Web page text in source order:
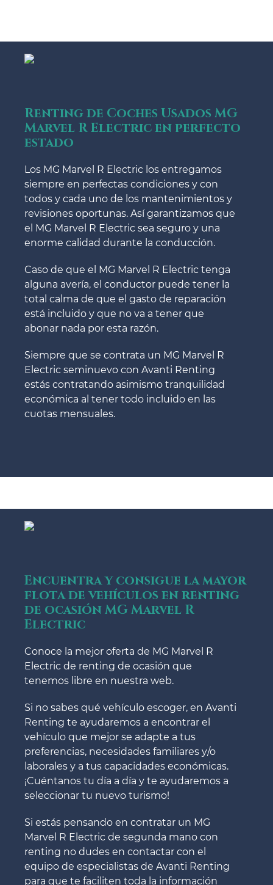
Renting de Coches Usados MG
Marvel R Electric en perfecto
estado
Los MG Marvel R Electric los entregamos
siempre en perfectas condiciones y con
todos y cada uno de los mantenimientos y
revisiones oportunas. Así garantizamos que
el MG Marvel R Electric sea seguro y una
enorme calidad durante la conducción.
Caso de que el MG Marvel R Electric tenga
alguna avería, el conductor puede tener la
total calma de que el gasto de reparación
está incluido y que no va a tener que
abonar nada por esta razón.
Siempre que se contrata un MG Marvel R
Electric seminuevo con Avanti Renting
estás contratando asimismo tranquilidad
económica al tener todo incluido en las
cuotas mensuales.
Encuentra y consigue la mayor
flota de vehículos en renting
de ocasión MG Marvel R
Electric
Conoce la mejor oferta de MG Marvel R
Electric de renting de ocasión que
tenemos libre en nuestra web.
Si no sabes qué vehículo escoger, en Avanti
Renting te ayudaremos a encontrar el
vehículo que mejor se adapte a tus
preferencias, necesidades familiares y/o
laborales y a tus capacidades económicas.
¡Cuéntanos tu día a día y te ayudaremos a
seleccionar tu nuevo turismo!
Si estás pensando en contratar un MG
Marvel R Electric de segunda mano con
renting no dudes en contactar con el
equipo de especialistas de Avanti Renting
para que te faciliten toda la información